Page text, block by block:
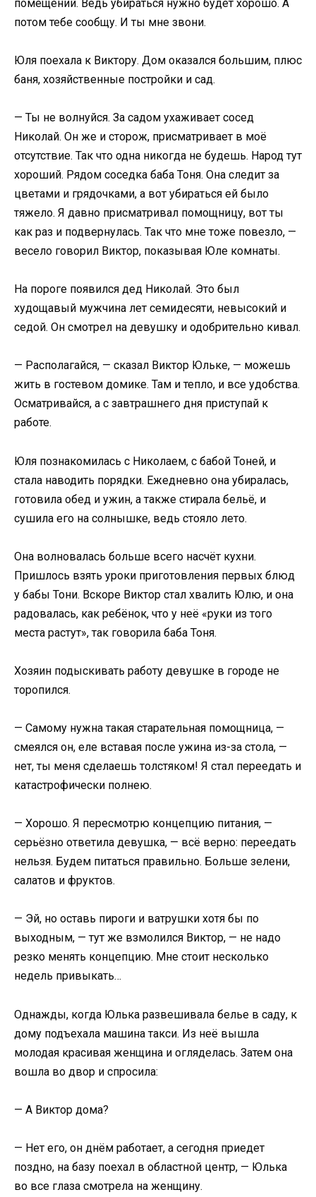
помещений. Ведь убираться нужно будет хорошо. А
потом тебе сообщу. И ты мне звони.
Юля поехала к Виктору. Дом оказался большим, плюс
баня, хозяйственные постройки и сад.
— Ты не волнуйся. За садом ухаживает сосед
Николай. Он же и сторож, присматривает в моё
отсутствие. Так что одна никогда не будешь. Народ тут
хороший. Рядом соседка баба Тоня. Она следит за
цветами и грядочками, а вот убираться ей было
тяжело. Я давно присматривал помощницу, вот ты
как раз и подвернулась. Так что мне тоже повезло, —
весело говорил Виктор, показывая Юле комнаты.
На пороге появился дед Николай. Это был
худощавый мужчина лет семидесяти, невысокий и
седой. Он смотрел на девушку и одобрительно кивал.
— Располагайся, — сказал Виктор Юльке, — можешь
жить в гостевом домике. Там и тепло, и все удобства.
Осматривайся, а с завтрашнего дня приступай к
работе.
Юля познакомилась с Николаем, с бабой Тоней, и
стала наводить порядки. Ежедневно она убиралась,
готовила обед и ужин, а также стирала бельё, и
сушила его на солнышке, ведь стояло лето.
Она волновалась больше всего насчёт кухни.
Пришлось взять уроки приготовления первых блюд
у бабы Тони. Вскоре Виктор стал хвалить Юлю, и она
радовалась, как ребёнок, что у неё «руки из того
места растут», так говорила баба Тоня.
Хозяин подыскивать работу девушке в городе не
торопился.
— Самому нужна такая старательная помощница, —
смеялся он, еле вставая после ужина из-за стола, —
нет, ты меня сделаешь толстяком! Я стал переедать и
катастрофически полнею.
— Хорошо. Я пересмотрю концепцию питания, —
серьёзно ответила девушка, — всё верно: переедать
нельзя. Будем питаться правильно. Больше зелени,
салатов и фруктов.
— Эй, но оставь пироги и ватрушки хотя бы по
выходным, — тут же взмолился Виктор, — не надо
резко менять концепцию. Мне стоит несколько
недель привыкать…
Однажды, когда Юлька развешивала белье в саду, к
дому подъехала машина такси. Из неё вышла
молодая красивая женщина и огляделась. Затем она
вошла во двор и спросила:
— А Виктор дома?
— Нет его, он днём работает, а сегодня приедет
поздно, на базу поехал в областной центр, — Юлька
во все глаза смотрела на женщину.